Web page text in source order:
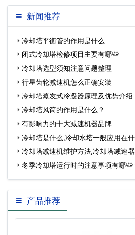
新闻推荐
冷却塔平衡管的作用是什么
闭式冷却塔检修项目主要有哪些
冷却塔选型须知注意问题整理
行星齿轮减速机怎么正确安装
冷却塔蒸发式冷凝器原理及优势介绍
冷却塔风筒的作用是什么？
有影响力的十大减速机器品牌
冷却塔是什么,冷却水塔一般应用在
冷却塔减速机维护方法,冷却塔减速
冬季冷却塔运行时的注意事项有哪
项…
产品推荐